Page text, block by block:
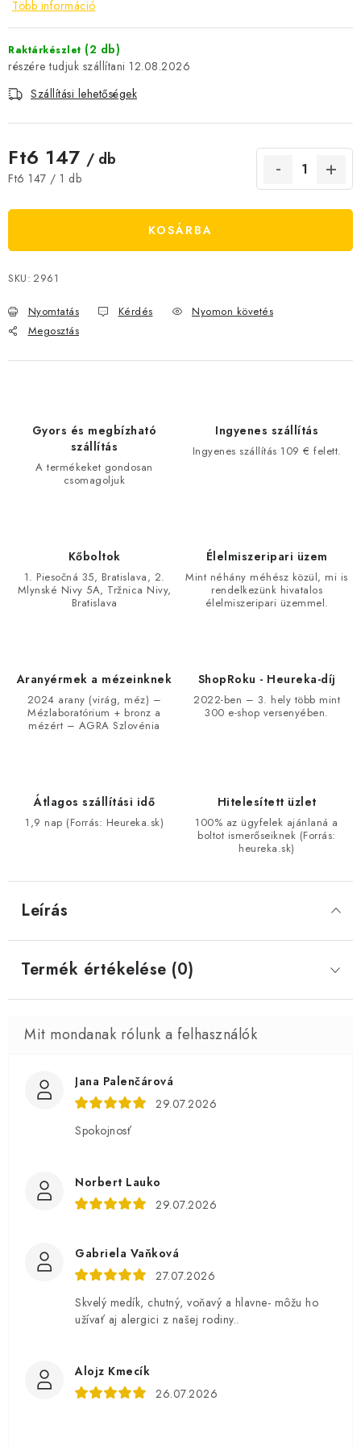
HÍREK
CSOKOLÁDÉ
Kőboltos üzlet
Írtak rólunk
Kapcsolatok
Szállítás és fizetés
Gyakori kérdések FAQ
Általános üzleti feltételek
Több információ
Raktárkészlet (2 db)
12.08.2026
Szállítási lehetőségek
Ft6 147 / db
Egységár:
Ft6 147 / 1 db
KOSÁRBA
SKU: 2961
Nyomtatás Kérdés
Nyomon követés
Megosztás
Gyors és megbízható
szállítás
A termékeket gondosan
csomagoljuk
Ingyenes szállítás
Ingyenes szállítás 109 € felett.
Kőboltok
1. Piesočná 35, Bratislava, 2.
Mlynské Nivy 5A, Tržnica Nivy,
Bratislava
Élelmiszeripari üzem
Mint néhány méhész közül, mi is
rendelkezünk hivatalos
élelmiszeripari üzemmel.
Aranyérmek a mézeinknek
2024 arany (virág, méz) –
Mézlaboratórium + bronz a
mézért – AGRA Szlovénia
ShopRoku - Heureka-díj
2022-ben – 3. hely több mint
300 e-shop versenyében.
Átlagos szállítási idő
1,9 nap (Forrás: Heureka.sk)
Hitelesített üzlet
100% az ügyfelek ajánlaná a
boltot ismerőseiknek (Forrás:
heureka.sk)
Leírás
Termék értékelése (0)
Jana Palenčárová
29.07.2026
Spokojnosť
Norbert Lauko
29.07.2026
Gabriela Vaňková
27.07.2026
Skvelý medík, chutný, voňavý a hlavne- môžu ho
užívať aj alergici z našej rodiny..
Alojz Kmecík
26.07.2026